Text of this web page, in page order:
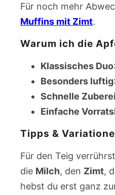
Für noch mehr
Muffins mit Zimt.
Warum ich die
Klassisches Duo
Besonders luftig
Schnelle
Einfache
Tipps &
Für den Teig
die Milch, den Zimt,
hebst du erst ganz